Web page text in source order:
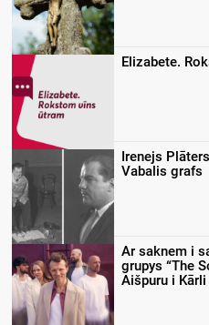
Elizabete.
Irenejs
Vabalis grafs
Ar saknem i
grupys “The
Aišpuru i